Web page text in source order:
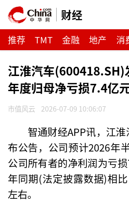
财经
推荐 TMT 金融 地产 消
江淮汽车(600418.SH)
年度归母净亏损7.4亿
市值风云 2026-07-09 10:06:07
智通财经APP讯，江
布公告，公司预计2026年
公司所有者的净利润为亏
年同期(法定披露数据)相
左右。